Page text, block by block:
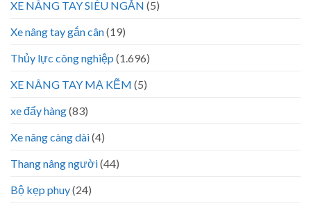
XE NÂNG TAY SIÊU NGẮN (5)
Xe nâng tay gắn cân(19)
Thủy lực công nghiệp (1.696)
XE NÂNG TAY MẠ KẼM (5)
xe đẩy hàng(83)
Xe nâng càng dài(4)
Thang nâng người(44)
Bộ kẹp phuy(24)